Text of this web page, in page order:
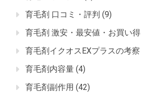
育毛剤 口コミ・評判 (9)
育毛剤 激安・最安値・お買い得
育毛剤イクオスEXプラスの考察
育毛剤内容量 (4)
育毛剤副作用 (42)